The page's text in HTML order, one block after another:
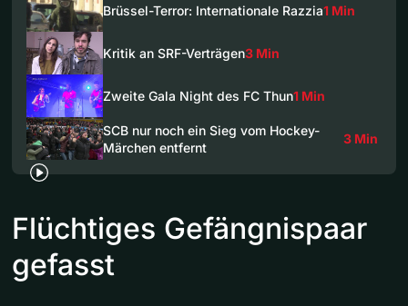
Brüssel-Terror: Internationale Razzia1 Min
Kritik an SRF-Verträgen3 Min
Zweite Gala Night des FC Thun1 Min
SCB nur noch ein Sieg vom Hockey-
Märchen entfernt
3 Min
Flüchtiges Gefängnispaar
gefasst